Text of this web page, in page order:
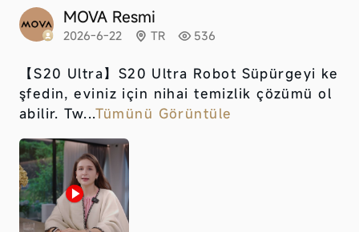
MOVA Resmi
2026-6-22 TR 536
【S20 Ultra】 S20 Ultra Robot Süpürgeyi ke
şfedin, eviniz için nihai temizlik çözümü ol
abilir. Tw...Tümünü Görüntüle